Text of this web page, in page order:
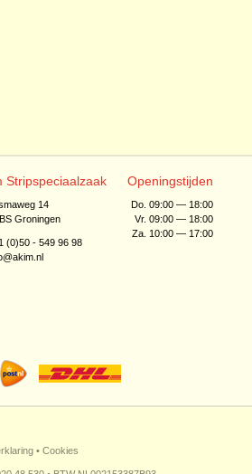
Stripspeciaalzaak
14
Groningen
(0)50 - 549 96 98
Openingstijden
Do. 09:00 — 18:00
Vr. 09:00 — 18:00
Za. 10:00 — 17:00
• Cookies